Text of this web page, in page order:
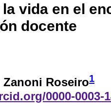
vida en el
docente
Zanoni Roseiro1
0000-0003-